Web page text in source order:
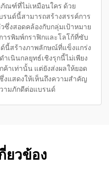
ณฑ์ที่ไม่เหมือนใคร ด้วย
รนด์นี้สามารถสร้างสรรค์การ
ซึ่งสอดคล้องกับกลุ่มเป้าหมาย
ารพิมพ์กราฟิกและโลโก้ที่ซับ
นี้สร้างภาพลักษณ์ที่แข็งแกร่ง
เนินกลยุทธ์เชิงรุกนี้ไม่เพียง
าเท่านั้น แต่ยังส่งผลให้ยอด
งแสดงให้เห็นถึงความสำคัญ
มภักดีต่อแบรนด์
ยวข้อง